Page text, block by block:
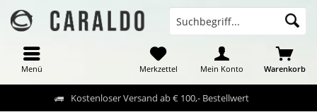
Kostenloser Versand ab € 100,- Bestellwert
Menü Warenkorb
Merkzettel Mein Konto